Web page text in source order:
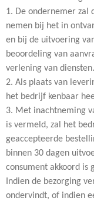
1. De ondernemer zal
nemen bij het in
en bij de uitvoering
beoordeling van
verlening van diensten.
2. Als plaats van
het bedrijf kenbaar
3. Met inachtneming
is vermeld, zal het
geaccepteerde
binnen 30 dagen
consument akkoord is
Indien de bezorging
ondervindt, of indien